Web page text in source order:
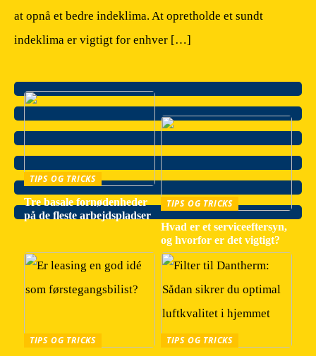
at opnå et bedre indeklima. At opretholde et sundt
indeklima er vigtigt for enhver […]
TIPS OG TRICKS
Tre basale fornødenheder
på de fleste arbejdspladser
TIPS OG TRICKS
Hvad er et serviceeftersyn,
og hvorfor er det vigtigt?
TIPS OG TRICKS
TIPS OG TRICKS